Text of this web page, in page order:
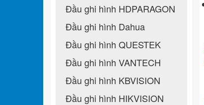
Đầu ghi hình HDPARAGON
Đầu ghi hình Dahua
Đầu ghi hình QUESTEK
Đầu ghi hình VANTECH
Đầu ghi hình KBVISION
Đầu ghi hình HIKVISION